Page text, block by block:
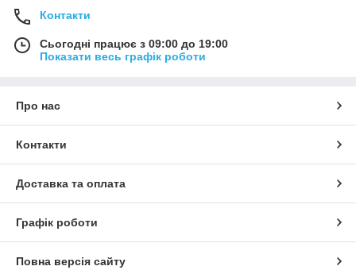
Контакти
Сьогодні працює з 09:00 до 19:00
Показати весь графік роботи
Про нас
Контакти
Доставка та оплата
Графік роботи
Повна версія сайту